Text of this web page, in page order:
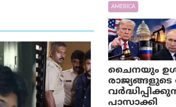
AMERICA
ചൈനയും
രാജ്യങ്ങളുടെ
പാസാക്കി